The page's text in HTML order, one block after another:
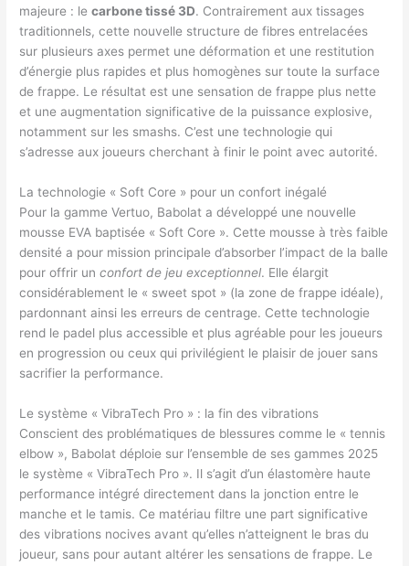
majeure : lecarbone tissé 3D. Contrairement aux tissages
traditionnels, cette nouvelle structure de fibres entrelacées
sur plusieurs axes permet une déformation et une restitution
d’énergie plus rapides et plus homogènes sur toute la surface
de frappe. Le résultat est une sensation de frappe plus nette
et une augmentation significative de la puissance explosive,
notamment sur les smashs. C’est une technologie qui
s’adresse aux joueurs cherchant à finir le point avec autorité.
La technologie « Soft Core » pour un confort inégalé
Pour la gamme Vertuo, Babolat a développé une nouvelle
mousse EVA baptisée « Soft Core ». Cette mousse à très faible
densité a pour mission principale d’absorber l’impact de la balle
pour offrir unconfort de jeu exceptionnel. Elle élargit
considérablement le « sweet spot » (la zone de frappe idéale),
pardonnant ainsi les erreurs de centrage. Cette technologie
rend le padel plus accessible et plus agréable pour les joueurs
en progression ou ceux qui privilégient le plaisir de jouer sans
sacrifier la performance.
Le système « VibraTech Pro » : la fin des vibrations
Conscient des problématiques de blessures comme le « tennis
elbow », Babolat déploie sur l’ensemble de ses gammes 2025
le système « VibraTech Pro ». Il s’agit d’un élastomère haute
performance intégré directement dans la jonction entre le
manche et le tamis. Ce matériau filtre une part significative
des vibrations nocives avant qu’elles n’atteignent le bras du
joueur, sans pour autant altérer les sensations de frappe. Le